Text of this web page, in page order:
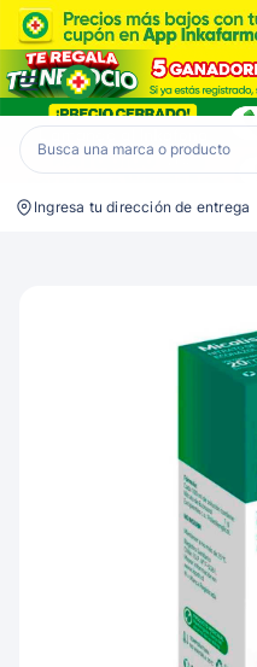
Inkafarma
Ingresa tu dirección de entrega